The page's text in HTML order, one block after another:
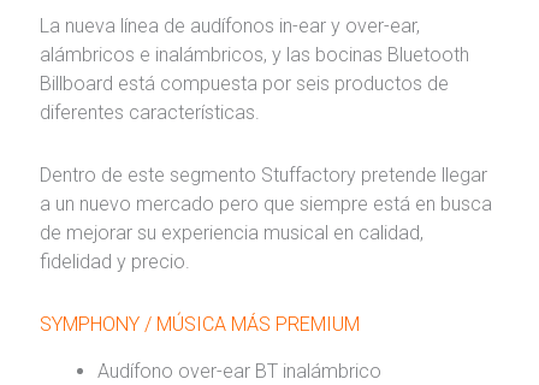
La nueva línea de audífonos in-ear y over-ear,
alámbricos e inalámbricos, y las bocinas Bluetooth
Billboard está compuesta por seis productos de
diferentes características.
Dentro de este segmento Stuffactory pretende llegar
a un nuevo mercado pero que siempre está en busca
de mejorar su experiencia musical en calidad,
fidelidad y precio.
SYMPHONY / MÚSICA MÁS PREMIUM
Audífono over-ear BT inalámbrico